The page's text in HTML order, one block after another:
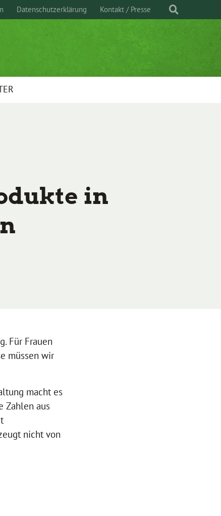
Datenschutzerklärung Kontakt / Presse
in
Für Frauen
müssen wir
macht es
Zahlen aus
nicht von